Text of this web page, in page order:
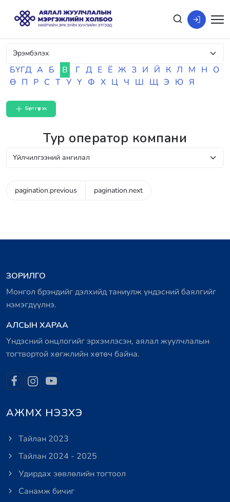
БҮГД А Б В Г Д Е Ё Ж З И Й К Л М Н О
Ө П Р С Т У Ү Ф Х Ц Ч Ш Щ Э Ю Я
Бүртгүүлэх
Тур оператор компани
pagination.previous pagination.next
ЗОРИЛГО
Монгол брэндийг дэлхийд таниулж үндэсний баялгийг
нэмэгдүүлнэ.
АЛСЫН ХАРАА
Үндэсний онцлогийг эрхэмлэсэн, аялал жуулчлалын
тогтвортой хөгжлийн хөтөч байна.
АЖМХ НЭЗХЭ
Тайлан 2023
Тайлан 2024 - 2025
Удирдах зөвлөлийн тогтоол
Санамж бичиг